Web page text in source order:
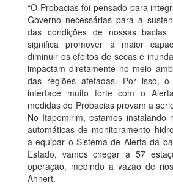
“O Probacias foi pensado para
Governo necessárias para a
das condições de nossas bacias
significa promover a maior
diminuir os efeitos de secas e
impactam diretamente no meio
das regiões afetadas. Por isso,
interface muito forte com o
medidas do Probacias provam a
No Itapemirim, estamos instalando
automáticas de monitoramento
a equipar o Sistema de Alerta da
Estado, vamos chegar a 57
operação, medindo a vazão de
Ahnert.